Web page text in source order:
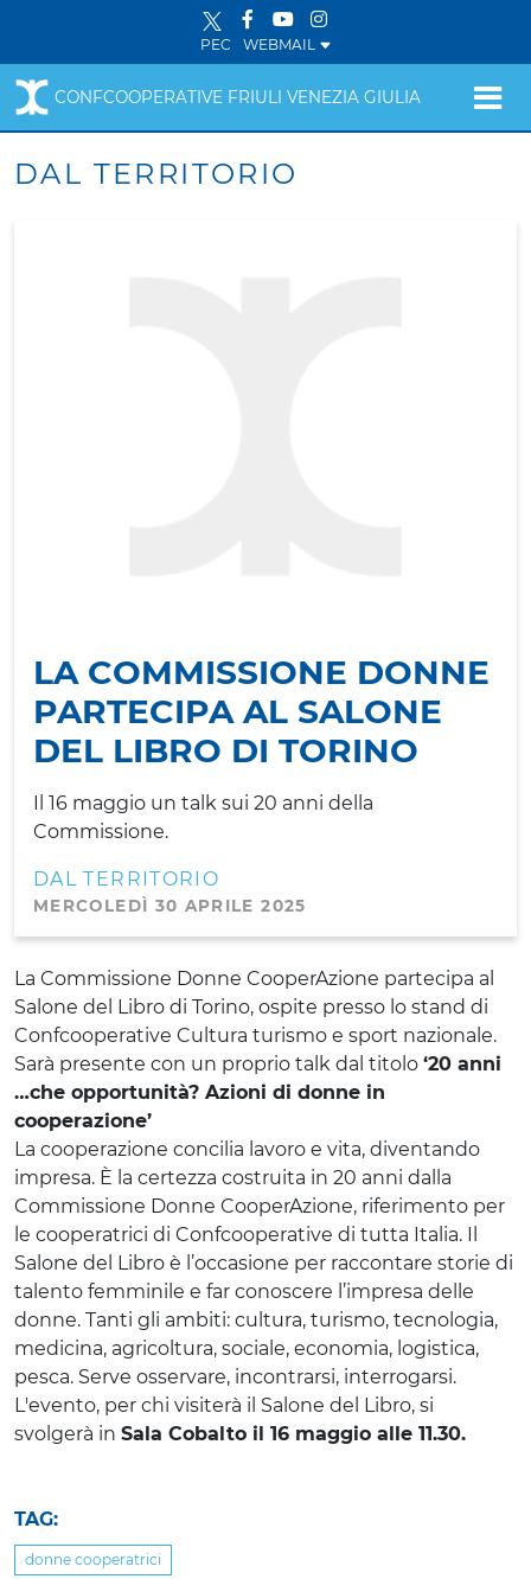
PEC WEBMAIL
CONFCOOPERATIVE FRIULI VENEZIA GIULIA
DAL TERRITORIO
LA COMMISSIONE DONNE
PARTECIPA AL SALONE
DEL LIBRO DI TORINO
Il 16 maggio un talk sui 20 anni della
Commissione.
DAL TERRITORIO
MERCOLEDÌ 30 APRILE 2025
La Commissione Donne CooperAzione partecipa al
Salone del Libro di Torino, ospite presso lo stand di
Confcooperative Cultura turismo e sport nazionale.
Sarà presente con un proprio talk dal titolo ‘20 anni
…che opportunità? Azioni di donne in
cooperazione’
La cooperazione concilia lavoro e vita, diventando
impresa. È la certezza costruita in 20 anni dalla
Commissione Donne CooperAzione, riferimento per
le cooperatrici di Confcooperative di tutta Italia. Il
Salone del Libro è l’occasione per raccontare storie di
talento femminile e far conoscere l’impresa delle
donne. Tanti gli ambiti: cultura, turismo, tecnologia,
medicina, agricoltura, sociale, economia, logistica,
pesca. Serve osservare, incontrarsi, interrogarsi.
L'evento, per chi visiterà il Salone del Libro, si
svolgerà in Sala Cobalto il 16 maggio alle 11.30.
TAG:
donne cooperatrici